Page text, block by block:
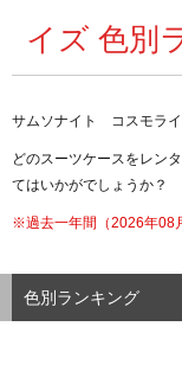
イズ 色別
サムソナイト コスモライ
どのスーツケースをレン
てはいかがでしょうか？
※過去一年間（2026年08
色別ランキング